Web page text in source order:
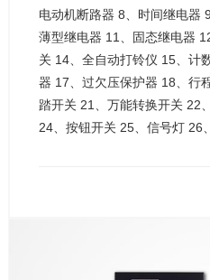
电动机断路器 8、时间继电器
薄型继电器 11、固态继电器
关 14、全自动打铃仪 15、计
器 17、过欠压保护器 18、行
踏开关 21、万能转换开关 22
24、按钮开关 25、信号灯 26